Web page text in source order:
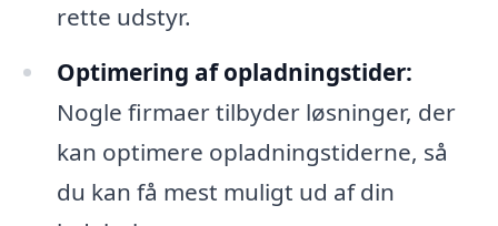
rette udstyr.
Optimering af opladningstider:
Nogle firmaer tilbyder løsninger, der
kan optimere opladningstiderne, så
du kan få mest muligt ud af din